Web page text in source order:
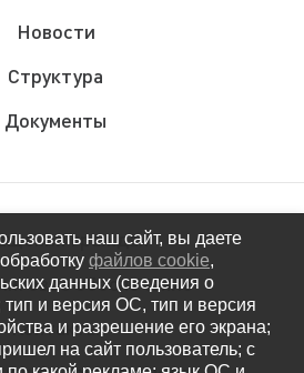
Новости
Структура
Документы
граждан
обеспечение
Контакты
наш сайт, вы даете
файлов cookie,
данных (сведения о
и версия ОС, тип и версия
и разрешение его экрана;
на сайт пользователь; с